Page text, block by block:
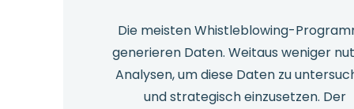
Die meisten Whistleblowing-
generieren Daten. Weitaus weniger
Analysen, um diese Daten zu
und strategisch einzusetzen. Der